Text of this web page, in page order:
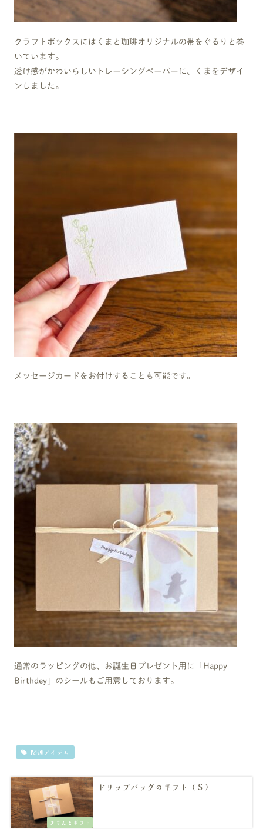
クラフトボックスにはくまと珈琲オリジナルの帯をぐるりと巻
いています。
透け感がかわいらしいトレーシングペーパーに、くまをデザイ
ンしました。
メッセージカードをお付けすることも可能です。
通常のラッピングの他、お誕生日プレゼント用に「Happy
Birthdey」のシールもご用意しております。
関連アイテム
きちんとギフト
ドリップバッグのギフト（Ｓ）